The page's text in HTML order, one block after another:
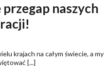
naszych
krajach na całym świecie, a my
[...]